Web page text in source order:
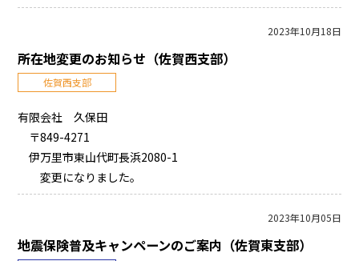
2023年10月18日
所在地変更のお知らせ（佐賀西支部）
佐賀西支部
有限会社 久保田
〒849-4271
伊万里市東山代町長浜2080-1
変更になりました。
2023年10月05日
地震保険普及キャンペーンのご案内（佐賀東支部）